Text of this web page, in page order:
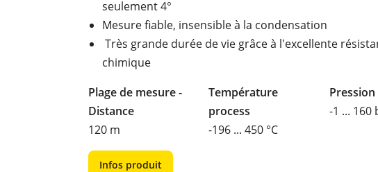
seulement 4°
Mesure fiable, insensible à la condensation
Très grande durée de vie grâce à l'excellente
chimique
Plage de mesure -
Distance
120 m
Température
process
-196 ... 450 °C
-1 ... 160
Infos produit